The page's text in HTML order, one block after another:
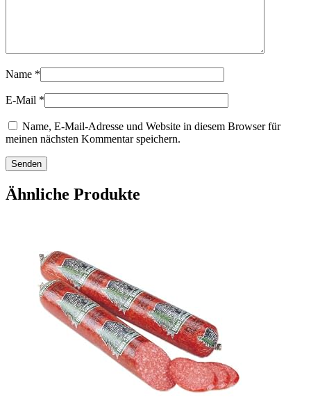
Name *
E-Mail *
Name, E-Mail-Adresse und Website in diesem Browser für
meinen nächsten Kommentar speichern.
Ähnliche Produkte